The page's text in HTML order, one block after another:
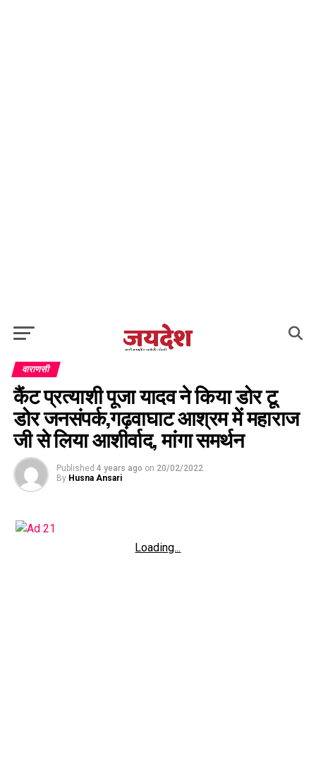
वाराणसी
कैंट प्रत्याशी पूजा यादव ने किया डोर टू
डोर जनसंपर्क,गढ़वाघाट आश्रम में महाराज
जी से लिया आशीर्वाद, मांगा समर्थन
Published 4 years ago on 20/02/2022
By Husna Ansari
Loading...